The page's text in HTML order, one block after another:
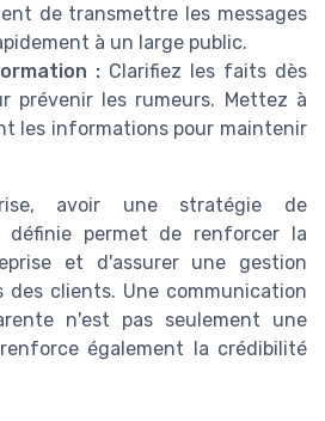
de transmettre les messages
à un large public.
: Clarifiez les faits dès
prévenir les rumeurs. Mettez à
les informations pour maintenir
avoir une stratégie de
définie permet de renforcer la
et d'assurer une gestion
clients. Une communication
n'est pas seulement une
également la crédibilité